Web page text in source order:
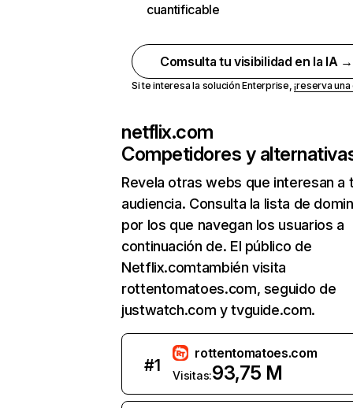
cuantificable
Comsulta tu visibilidad en la IA →
Si te interesa la solución Enterprise,¡reserva
netflix.com
Competidores y
Revela otras webs que interesan a
audiencia. Consulta la lista de
por los que navegan los usuarios a
continuación de. El público de
Netflix.comtambién visita
rottentomatoes.com, seguido de
justwatch.com y tvguide.com.
#1
rottentomatoes.com
Visitas:93,75 M